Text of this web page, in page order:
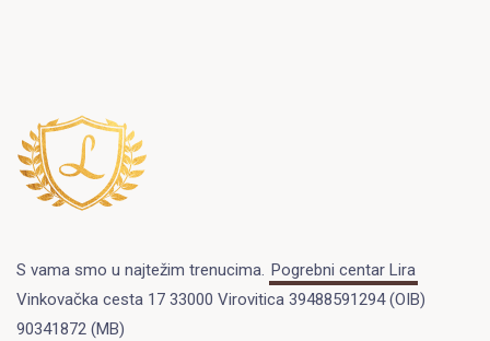
S vama smo u najtežim trenucima. Pogrebni centar Lira
Vinkovačka cesta 17 33000 Virovitica 39488591294 (OIB)
90341872 (MB)